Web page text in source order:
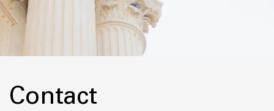
Contact